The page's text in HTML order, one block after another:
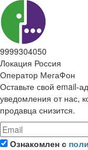
9999304050
Локация Россия
Оператор МегаФон
Оставьте свой email-
уведомления от нас,
продавца снизится.
Ознакомлен с